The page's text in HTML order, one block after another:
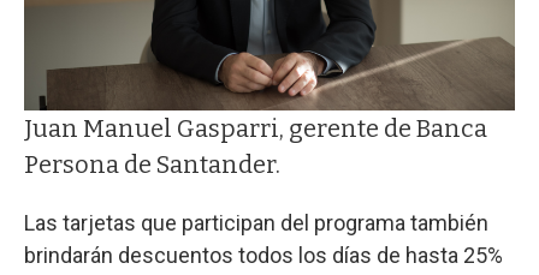
Juan Manuel Gasparri, gerente de Banca
Persona de Santander.
Las tarjetas que participan del programa también
brindarán descuentos todos los días de hasta 25%